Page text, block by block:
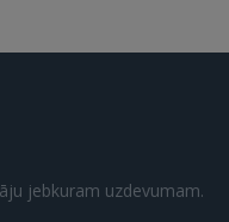
jebkuram uzdevumam.